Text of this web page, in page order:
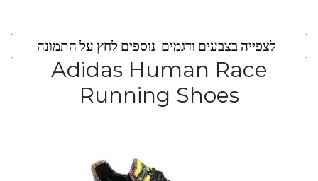
לצפייה בצבעים ודגמים נוספים לחץ על התמונה
Adidas Human Race
Running Shoes